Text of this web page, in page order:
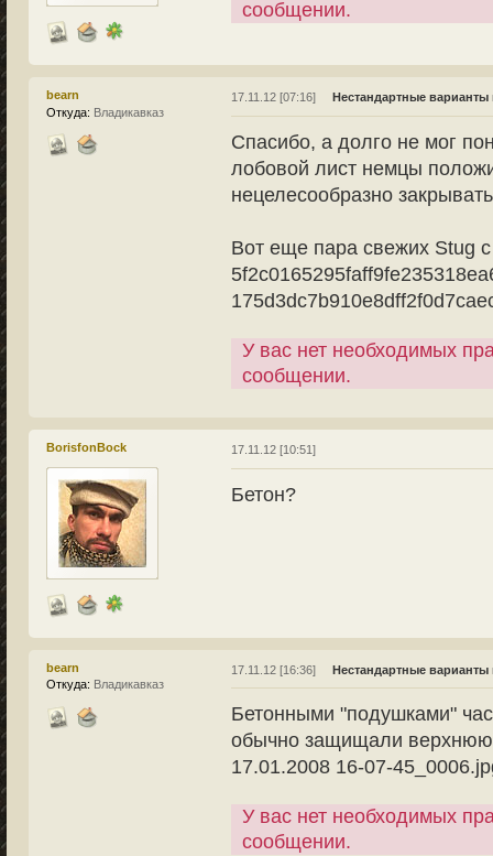
сообщении.
bearn
Откуда: Владикавказ
17.11.12 [07:16] Нестандартные
Спасибо, а долго не мог
лобовой лист немцы
нецелесообразно
Вот еще пара свежих Stug
У вас нет необходимых
сообщении.
BorisfonBock 17.11.12 [10:51]
Бетон?
bearn
Откуда: Владикавказ
17.11.12 [16:36] Нестандартные
Бетонными "подушками"
обычно защищали верхнюю
17.01.2008 16-07-
У вас нет необходимых
сообщении.